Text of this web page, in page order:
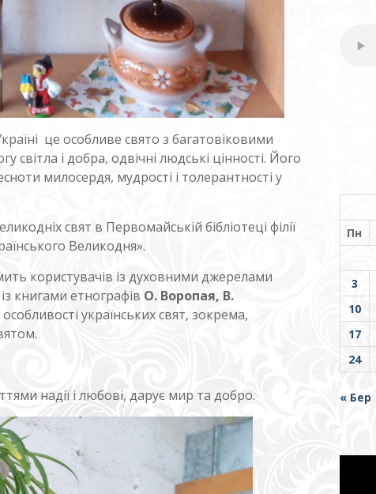
це особливе свято з багатовіковими
і добра, одвічні людські цінності. Його
милосердя, мудрості і толерантності у
свят в Первомайській бібліотеці філії
Великодня».
користувачів із духовними джерелами
книгами етнографів О. Воропая, В.
українських свят, зокрема,
надії і любові, дарує мир та добро.
Пн
3
10
17
24
« Бер